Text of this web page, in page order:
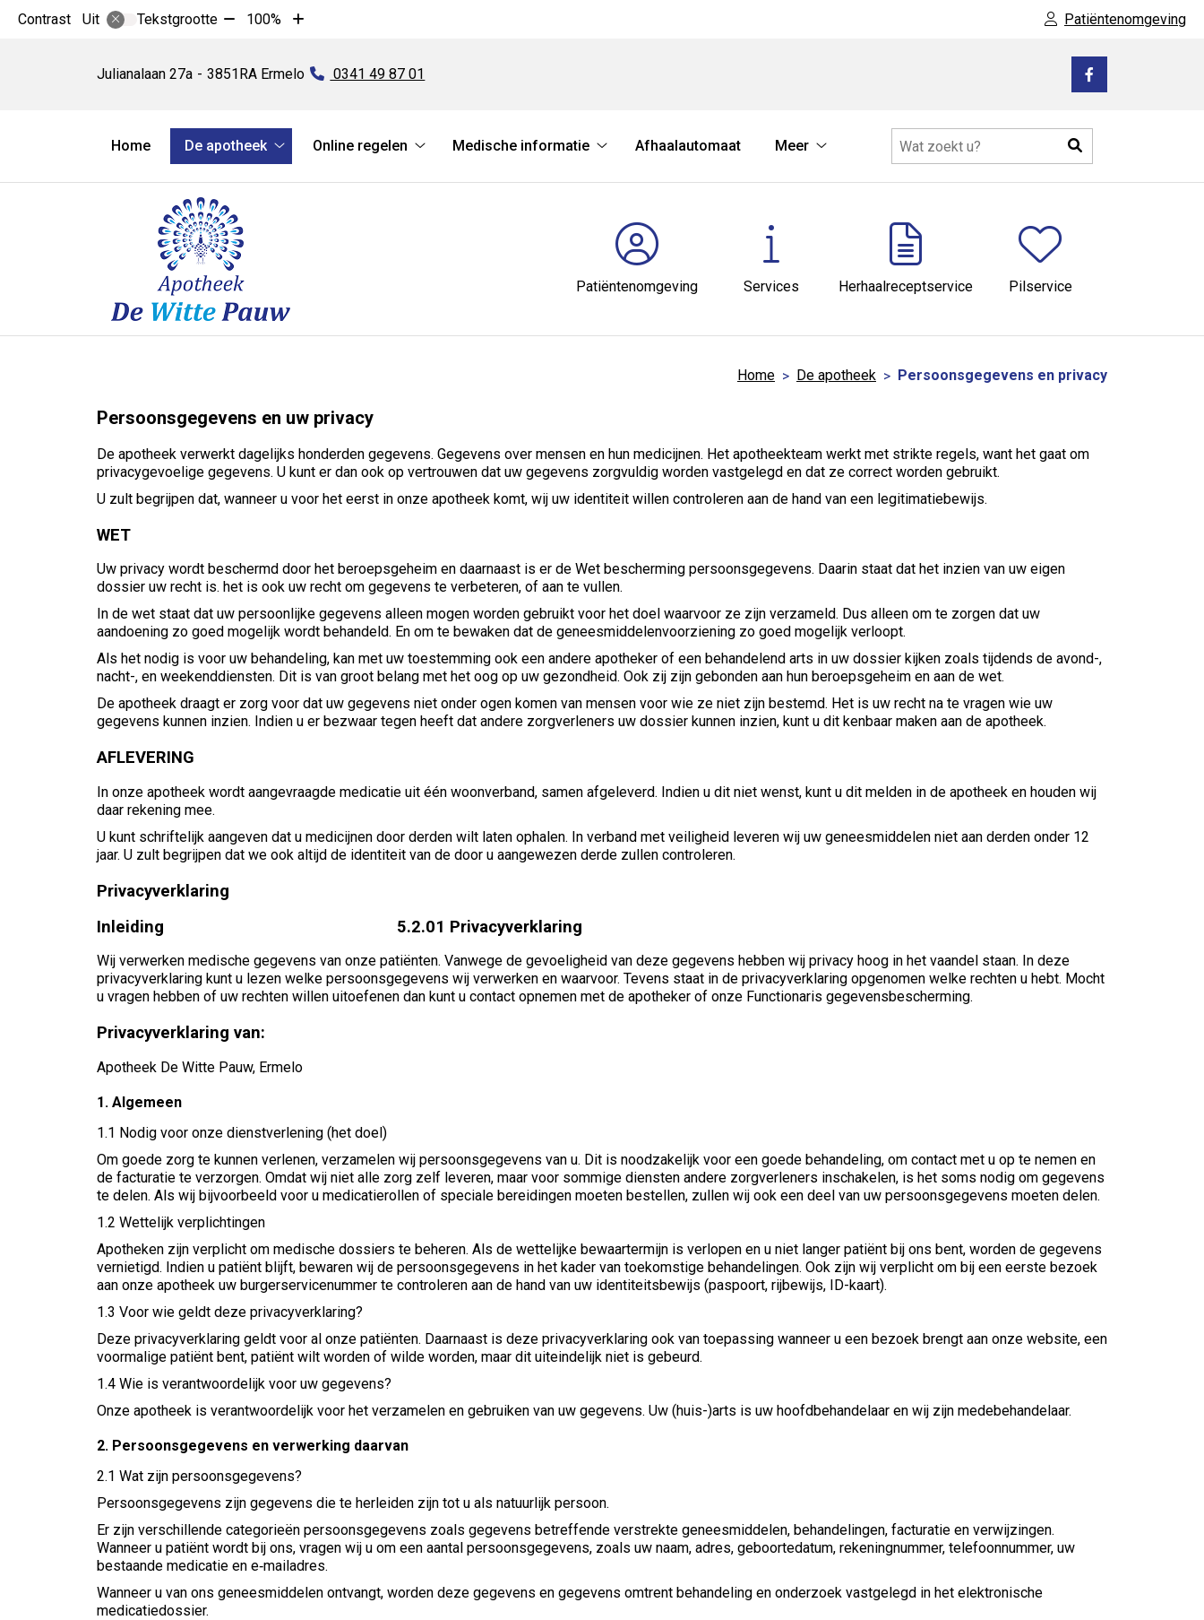
Contrast Uit Tekstgrootte Tekst
10%
100%
Tekst
10%
Patiëntenomgeving
Julianalaan 27a 3851RA Ermelo Tel:
0341 49 87 01
Bezoek
facebook
Hoofdmenu
Home
De apotheek
De
apotheek
Online regelen
regelen
Medische informatie
informatie
Afhaalautomaat
Meer
submenu
Zoeken
Patiëntenomgeving Services Herhaalreceptservice Pilservice
Home De apotheek Persoonsgegevens en privacy
Persoonsgegevens en uw privacy
De apotheek verwerkt dagelijks honderden gegevens. Gegevens over mensen en hun medicijnen. Het apotheekteam werkt met strikte regels, want het gaat om
privacygevoelige gegevens. U kunt er dan ook op vertrouwen dat uw gegevens zorgvuldig worden vastgelegd en dat ze correct worden gebruikt.
U zult begrijpen dat, wanneer u voor het eerst in onze apotheek komt, wij uw identiteit willen controleren aan de hand van een legitimatiebewijs.
WET
Uw privacy wordt beschermd door het beroepsgeheim en daarnaast is er de Wet bescherming persoonsgegevens. Daarin staat dat het inzien van uw eigen
dossier uw recht is. het is ook uw recht om gegevens te verbeteren, of aan te vullen.
In de wet staat dat uw persoonlijke gegevens alleen mogen worden gebruikt voor het doel waarvoor ze zijn verzameld. Dus alleen om te zorgen dat uw
aandoening zo goed mogelijk wordt behandeld. En om te bewaken dat de geneesmiddelenvoorziening zo goed mogelijk verloopt.
Als het nodig is voor uw behandeling, kan met uw toestemming ook een andere apotheker of een behandelend arts in uw dossier kijken zoals tijdends de avond-,
nacht-, en weekenddiensten. Dit is van groot belang met het oog op uw gezondheid. Ook zij zijn gebonden aan hun beroepsgeheim en aan de wet.
De apotheek draagt er zorg voor dat uw gegevens niet onder ogen komen van mensen voor wie ze niet zijn bestemd. Het is uw recht na te vragen wie uw
gegevens kunnen inzien. Indien u er bezwaar tegen heeft dat andere zorgverleners uw dossier kunnen inzien, kunt u dit kenbaar maken aan de apotheek.
AFLEVERING
In onze apotheek wordt aangevraagde medicatie uit één woonverband, samen afgeleverd. Indien u dit niet wenst, kunt u dit melden in de apotheek en houden wij
daar rekening mee.
U kunt schriftelijk aangeven dat u medicijnen door derden wilt laten ophalen. In verband met veiligheid leveren wij uw geneesmiddelen niet aan derden onder 12
jaar. U zult begrijpen dat we ook altijd de identiteit van de door u aangewezen derde zullen controleren.
Privacyverklaring
Inleiding 5.2.01 Privacyverklaring
Wij verwerken medische gegevens van onze patiënten. Vanwege de gevoeligheid van deze gegevens hebben wij privacy hoog in het vaandel staan. In deze
privacyverklaring kunt u lezen welke persoonsgegevens wij verwerken en waarvoor. Tevens staat in de privacyverklaring opgenomen welke rechten u hebt. Mocht
u vragen hebben of uw rechten willen uitoefenen dan kunt u contact opnemen met de apotheker of onze Functionaris gegevensbescherming.
Privacyverklaring van:
Apotheek De Witte Pauw, Ermelo
1. Algemeen
1.1 Nodig voor onze dienstverlening (het doel)
Om goede zorg te kunnen verlenen, verzamelen wij persoonsgegevens van u. Dit is noodzakelijk voor een goede behandeling, om contact met u op te nemen en
de facturatie te verzorgen. Omdat wij niet alle zorg zelf leveren, maar voor sommige diensten andere zorgverleners inschakelen, is het soms nodig om gegevens
te delen. Als wij bijvoorbeeld voor u medicatierollen of speciale bereidingen moeten bestellen, zullen wij ook een deel van uw persoonsgegevens moeten delen.
1.2 Wettelijk verplichtingen
Apotheken zijn verplicht om medische dossiers te beheren. Als de wettelijke bewaartermijn is verlopen en u niet langer patiënt bij ons bent, worden de gegevens
vernietigd. Indien u patiënt blijft, bewaren wij de persoonsgegevens in het kader van toekomstige behandelingen. Ook zijn wij verplicht om bij een eerste bezoek
aan onze apotheek uw burgerservicenummer te controleren aan de hand van uw identiteitsbewijs (paspoort, rijbewijs, ID-kaart).
1.3 Voor wie geldt deze privacyverklaring?
Deze privacyverklaring geldt voor al onze patiënten. Daarnaast is deze privacyverklaring ook van toepassing wanneer u een bezoek brengt aan onze website, een
voormalige patiënt bent, patiënt wilt worden of wilde worden, maar dit uiteindelijk niet is gebeurd.
1.4 Wie is verantwoordelijk voor uw gegevens?
Onze apotheek is verantwoordelijk voor het verzamelen en gebruiken van uw gegevens. Uw (huis-)arts is uw hoofdbehandelaar en wij zijn medebehandelaar.
2. Persoonsgegevens en verwerking daarvan
2.1 Wat zijn persoonsgegevens?
Persoonsgegevens zijn gegevens die te herleiden zijn tot u als natuurlijk persoon.
Er zijn verschillende categorieën persoonsgegevens zoals gegevens betreffende verstrekte geneesmiddelen, behandelingen, facturatie en verwijzingen.
Wanneer u patiënt wordt bij ons, vragen wij u om een aantal persoonsgegevens, zoals uw naam, adres, geboortedatum, rekeningnummer, telefoonnummer, uw
bestaande medicatie en e‐mailadres.
Wanneer u van ons geneesmiddelen ontvangt, worden deze gegevens en gegevens omtrent behandeling en onderzoek vastgelegd in het elektronische
medicatiedossier.